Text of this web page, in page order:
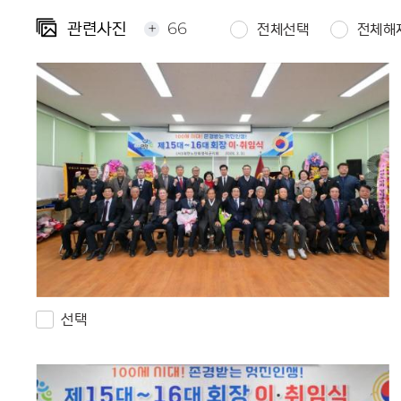
관련사진 + 66 전체선택 전체해
선택